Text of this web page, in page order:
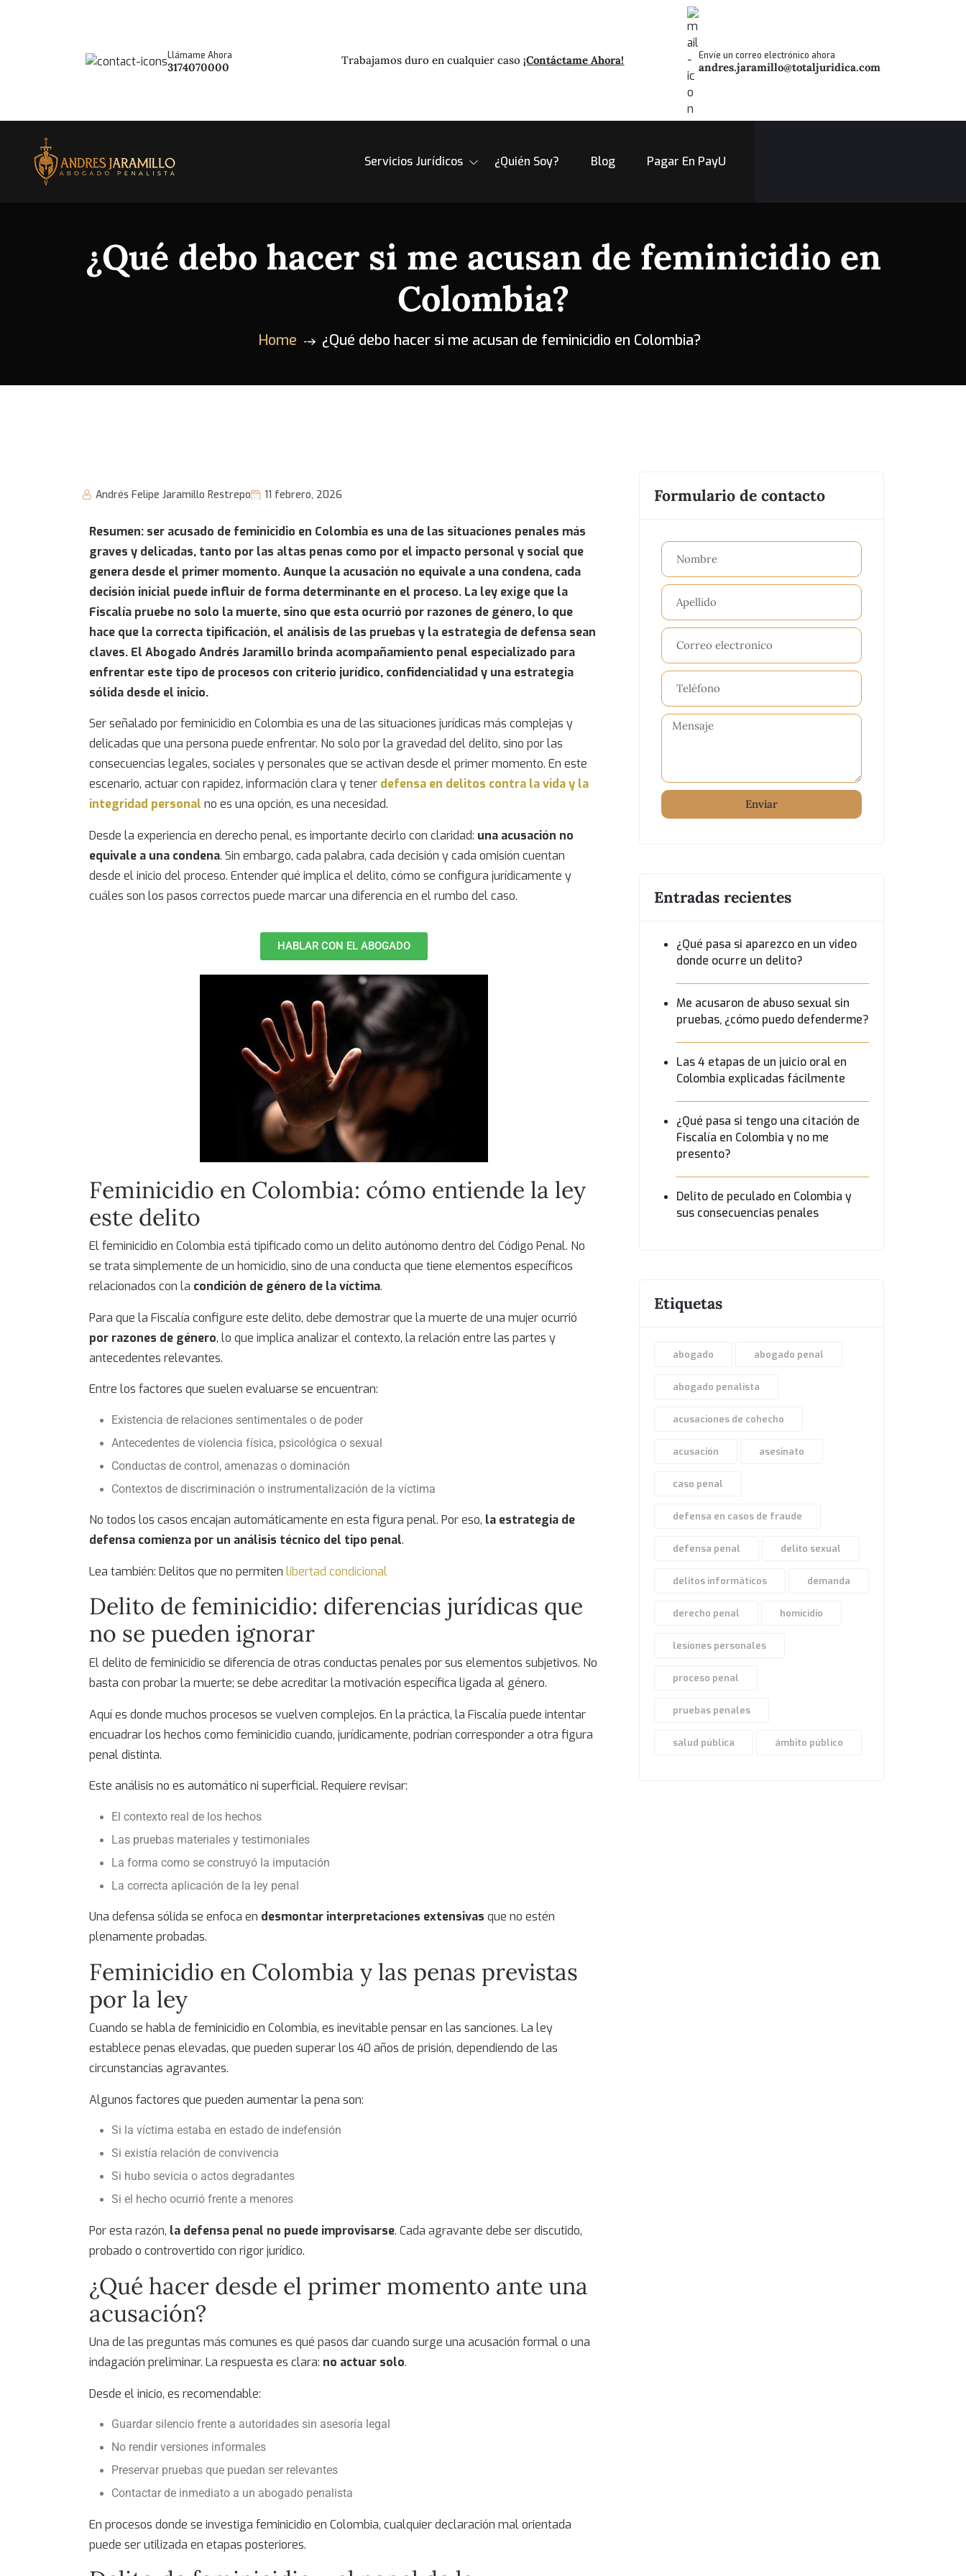
Llámame Ahora
3174070000
Trabajamos duro en cualquier caso¡Contáctame Ahora! Envíe un correo electrónico ahora
andres.jaramillo@totaljuridica.com
Servicios Jurídicos ¿Quién Soy? Blog Pagar En PayU
¿Qué debo hacer si me acusan de feminicidio en
Colombia?
Home ¿Qué debo hacer si me acusan de feminicidio en Colombia?
Andrés Felipe Jaramillo Restrepo 11 febrero, 2026
Resumen: ser acusado de feminicidio en Colombia es una de las situaciones penales más
graves y delicadas, tanto por las altas penas como por el impacto personal y social que
genera desde el primer momento. Aunque la acusación no equivale a una condena, cada
decisión inicial puede influir de forma determinante en el proceso. La ley exige que la
Fiscalía pruebe no solo la muerte, sino que esta ocurrió por razones de género, lo que
hace que la correcta tipificación, el análisis de las pruebas y la estrategia de defensa sean
claves. El Abogado Andrés Jaramillo brinda acompañamiento penal especializado para
enfrentar este tipo de procesos con criterio jurídico, confidencialidad y una estrategia
sólida desde el inicio.
Ser señalado porfeminicidio en Colombia es una de las situaciones jurídicas más complejas y
delicadas que una persona puede enfrentar. No solo por la gravedad del delito, sino por las
consecuencias legales, sociales y personales que se activan desde el primer momento. En este
escenario, actuar con rapidez, información clara y tener defensa en delitos contra la vida y la
integridad personal no es una opción, es una necesidad.
Desde la experiencia en derecho penal, es importante decirlo con claridad: una acusación no
equivale a una condena. Sin embargo, cada palabra, cada decisión y cada omisión cuentan
desde el inicio del proceso. Entender qué implica el delito, cómo se configura jurídicamente y
cuáles son los pasos correctos puede marcar una diferencia en el rumbo del caso.
HABLAR CON EL ABOGADO
Feminicidio en Colombia: cómo entiende la ley
este delito
Elfeminicidio en Colombia está tipificado como un delito autónomo dentro del Código Penal. No
se trata simplemente de un homicidio, sino de una conducta que tiene elementos específicos
relacionados con la condición de género de la víctima.
Para que la Fiscalía configure este delito, debe demostrar que la muerte de una mujer ocurrió
por razones de género, lo que implica analizar el contexto, la relación entre las partes y
antecedentes relevantes.
Entre los factores que suelen evaluarse se encuentran:
Existencia de relaciones sentimentales o de poder
Antecedentes de violencia física, psicológica o sexual
Conductas de control, amenazas o dominación
Contextos de discriminación o instrumentalización de la víctima
No todos los casos encajan automáticamente en esta figura penal. Por eso, la estrategia de
defensa comienza por un análisis técnico del tipo penal.
Lea también: Delitos que no permiten libertad condicional
Delito de feminicidio: diferencias jurídicas que
no se pueden ignorar
Eldelito de feminicidio se diferencia de otras conductas penales por sus elementos subjetivos. No
basta con probar la muerte; se debe acreditar la motivación específica ligada al género.
Aquí es donde muchos procesos se vuelven complejos. En la práctica, la Fiscalía puede intentar
encuadrar los hechos como feminicidio cuando, jurídicamente, podrían corresponder a otra figura
penal distinta.
Este análisis no es automático ni superficial. Requiere revisar:
El contexto real de los hechos
Las pruebas materiales y testimoniales
La forma como se construyó la imputación
La correcta aplicación de la ley penal
Una defensa sólida se enfoca en desmontar interpretaciones extensivas que no estén
plenamente probadas.
Feminicidio en Colombia y las penas previstas
por la ley
Cuando se habla de feminicidio en Colombia, es inevitable pensar en las sanciones. La ley
establece penas elevadas, que pueden superar los 40 años de prisión, dependiendo de las
circunstancias agravantes.
Algunos factores que pueden aumentar la pena son:
Si la víctima estaba en estado de indefensión
Si existía relación de convivencia
Si hubo sevicia o actos degradantes
Si el hecho ocurrió frente a menores
Por esta razón, la defensa penal no puede improvisarse. Cada agravante debe ser discutido,
probado o controvertido con rigor jurídico.
¿Qué hacer desde el primer momento ante una
acusación?
Una de las preguntas más comunes es qué pasos dar cuando surge una acusación formal o una
indagación preliminar. La respuesta es clara: no actuar solo.
Desde el inicio, es recomendable:
Guardar silencio frente a autoridades sin asesoría legal
No rendir versiones informales
Preservar pruebas que puedan ser relevantes
Contactar de inmediato a un abogado penalista
En procesos donde se investiga feminicidio en Colombia, cualquier declaración mal orientada
puede ser utilizada en etapas posteriores.
Formulario de contacto
Enviar
Entradas recientes
¿Qué pasa si aparezco en un video
donde ocurre un delito?
Me acusaron de abuso sexual sin
pruebas, ¿cómo puedo defenderme?
Las 4 etapas de un juicio oral en
Colombia explicadas fácilmente
¿Qué pasa si tengo una citación de
Fiscalía en Colombia y no me
presento?
Delito de peculado en Colombia y
sus consecuencias penales
Etiquetas
abogado abogado penal
abogado penalista
acusaciones de cohecho
acusación asesinato
caso penal
defensa en casos de fraude
defensa penal delito sexual
delitos informáticos demanda
derecho penal homicidio
lesiones personales
proceso penal
pruebas penales
salud pública ámbito público